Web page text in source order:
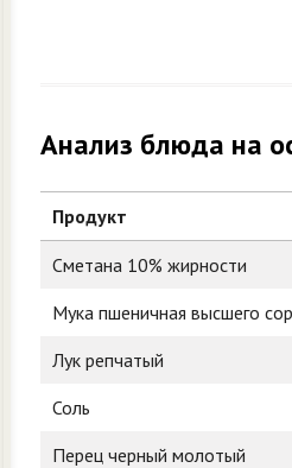
Анализ блюда на
Продукт
Сметана 10% жирности
Мука пшеничная высшего
Лук репчатый
Соль
Перец черный молотый